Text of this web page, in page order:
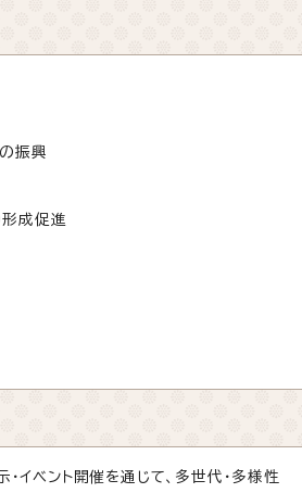
振興
成促進
イベント開催を通じて、多世代・多様性